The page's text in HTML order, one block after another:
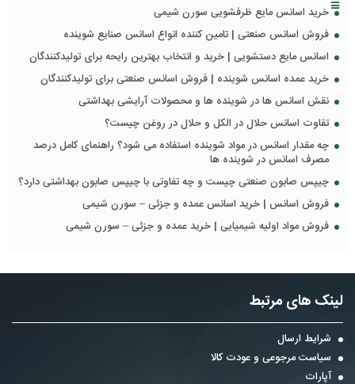
خرید اسانس مایع ظرفشویی سورن شیمی
فروش اسانس صنعتی | تامین کننده انواع اسانس صنایع شوینده
اسانس مایع دستشویی | خرید و انتخاب بهترین رایحه برای تولیدکنندگان
خرید عمده اسانس شوینده | فروش اسانس صنعتی برای تولیدکنندگان
نقش اسانس ها در شوینده ها و محصولات آرایشی بهداشتی
تفاوت اسانس حلال در الکل و حلال در روغن چیست؟
چه مقدار اسانس در مواد شوینده استفاده می شود؟ راهنمای کامل درصد
مصرف اسانس در شوینده ها
چیپس صابون صنعتی چیست و چه تفاوتی با چیپس صابون بهداشتی دارد؟
فروش اسانس | خرید اسانس عمده و جزئی – سورن شیمی
فروش مواد اولیه شیمیایی | خرید عمده و جزئی – سورن شیمی
لینک های مرتبط
شرایط ارسال
سیاست مرجوعی و عودت کالا
آپارات